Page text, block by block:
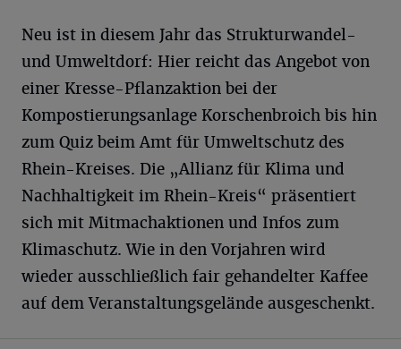
Neu ist in diesem Jahr das Strukturwandel-
und Umweltdorf: Hier reicht das Angebot von
einer Kresse-Pflanzaktion bei der
Kompostierungsanlage Korschenbroich bis hin
zum Quiz beim Amt für Umweltschutz des
Rhein-Kreises. Die „Allianz für Klima und
Nachhaltigkeit im Rhein-Kreis“ präsentiert
sich mit Mitmachaktionen und Infos zum
Klimaschutz. Wie in den Vorjahren wird
wieder ausschließlich fair gehandelter Kaffee
auf dem Veranstaltungsgelände ausgeschenkt.